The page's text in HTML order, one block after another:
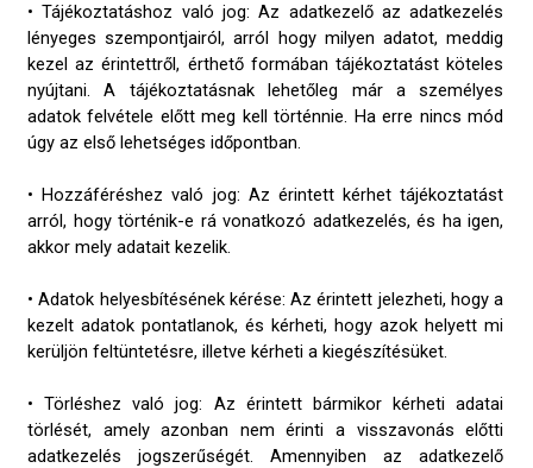
• Tájékoztatáshoz való jog: Az adatkezelő az adatkezelés
lényeges szempontjairól, arról hogy milyen adatot, meddig
kezel az érintettről, érthető formában tájékoztatást köteles
nyújtani. A tájékoztatásnak lehetőleg már a személyes
adatok felvétele előtt meg kell történnie. Ha erre nincs mód
úgy az első lehetséges időpontban.
• Hozzáféréshez való jog: Az érintett kérhet tájékoztatást
arról, hogy történik-e rá vonatkozó adatkezelés, és ha igen,
akkor mely adatait kezelik.
• Adatok helyesbítésének kérése: Az érintett jelezheti, hogy a
kezelt adatok pontatlanok, és kérheti, hogy azok helyett mi
kerüljön feltüntetésre, illetve kérheti a kiegészítésüket.
• Törléshez való jog: Az érintett bármikor kérheti adatai
törlését, amely azonban nem érinti a visszavonás előtti
adatkezelés jogszerűségét. Amennyiben az adatkezelő